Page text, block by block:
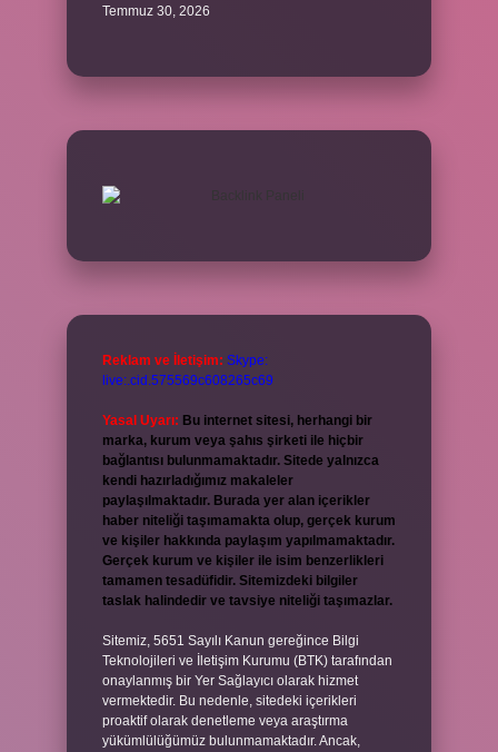
Temmuz 30, 2026
Reklam ve İletişim: Skype:
live:.cid.575569c608265c69
Yasal Uyarı: Bu internet sitesi, herhangi bir
marka, kurum veya şahıs şirketi ile hiçbir
bağlantısı bulunmamaktadır. Sitede yalnızca
kendi hazırladığımız makaleler
paylaşılmaktadır. Burada yer alan içerikler
haber niteliği taşımamakta olup, gerçek kurum
ve kişiler hakkında paylaşım yapılmamaktadır.
Gerçek kurum ve kişiler ile isim benzerlikleri
tamamen tesadüfidir. Sitemizdeki bilgiler
taslak halindedir ve tavsiye niteliği taşımazlar.
Sitemiz, 5651 Sayılı Kanun gereğince Bilgi
Teknolojileri ve İletişim Kurumu (BTK) tarafından
onaylanmış bir Yer Sağlayıcı olarak hizmet
vermektedir. Bu nedenle, sitedeki içerikleri
proaktif olarak denetleme veya araştırma
yükümlülüğümüz bulunmamaktadır. Ancak,